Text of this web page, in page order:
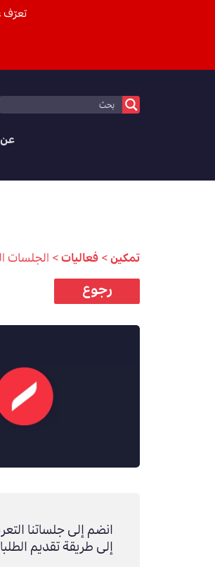
تمكين>فعاليات>الجلسات
رجوع
انضم إلى جلساتنا
إلى طريقة تقديم
تعرّف